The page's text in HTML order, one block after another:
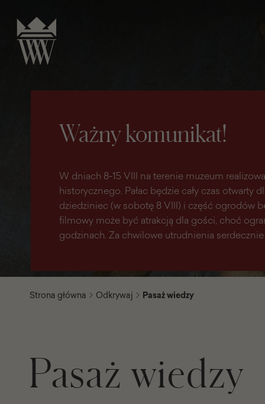
Ważny komunikat!
W dniach 8-15 VIII na terenie muzeum
historycznego. Pałac będzie cały czas otwarty
dziedziniec (w sobotę 8 VIII) i część ogrodów
filmowy może być atrakcją dla gości, choć
godzinach. Za chwilowe utrudnienia serdecznie
Strona główna Odkrywaj Pasaż wiedzy
Pasaż wiedzy